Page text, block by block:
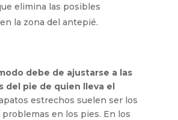
elimina las posibles
la zona del antepié.
debe de ajustarse a las
del pie de quien lleva el
estrechos suelen ser los
problemas en los pies. En los